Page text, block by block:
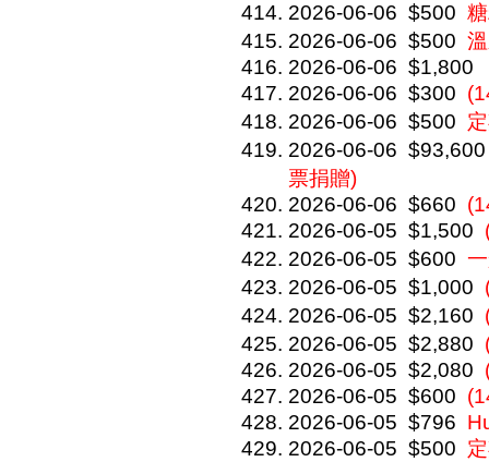
2026-06-06 $500
2026-06-06 $500
2026-06-06 $1,800
2026-06-06 $300
2026-06-06 $500
2026-06-06 $93,600
票捐贈)
2026-06-06 $660
2026-06-05 $1,500
2026-06-05 $600
2026-06-05 $1,000
2026-06-05 $2,160
2026-06-05 $2,880
2026-06-05 $2,080
2026-06-05 $600
2026-06-05 $796
2026-06-05 $500